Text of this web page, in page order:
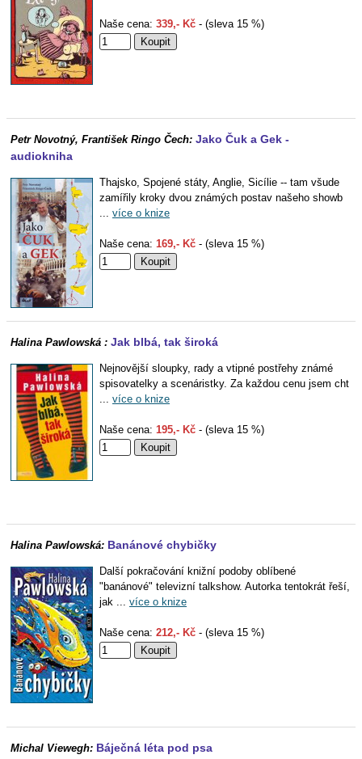
Naše cena: 339,- Kč - (sleva 15 %)
Petr Novotný, František Ringo Čech: Jako Čuk a Gek -
audiokniha
Thajsko, Spojené státy, Anglie, Sicílie -- tam všude
zamířily kroky dvou známých postav našeho showb
... více o knize
Naše cena: 169,- Kč - (sleva 15 %)
Halina Pawlowská : Jak blbá, tak široká
Nejnovější sloupky, rady a vtipné postřehy známé
spisovatelky a scenáristky. Za každou cenu jsem cht
... více o knize
Naše cena: 195,- Kč - (sleva 15 %)
Halina Pawlowská: Banánové chybičky
Další pokračování knižní podoby oblíbené
"banánové" televizní talkshow. Autorka tentokrát řeší,
jak ... více o knize
Naše cena: 212,- Kč - (sleva 15 %)
Michal Viewegh: Báječná léta pod psa